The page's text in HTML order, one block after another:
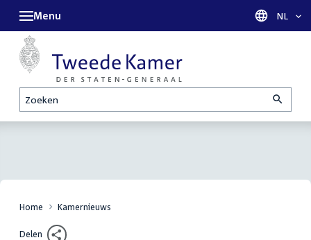
Zoeken
Menu Taal
NL
Home Kamernieuws
Delen